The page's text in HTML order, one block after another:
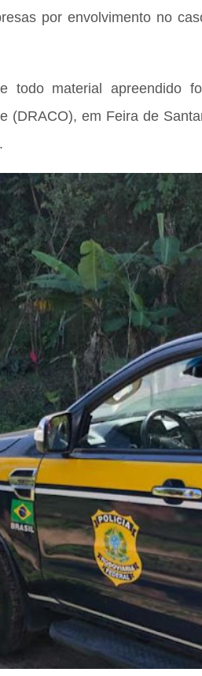
por envolvimento no
todo material apreendido
(DRACO), em Feira de